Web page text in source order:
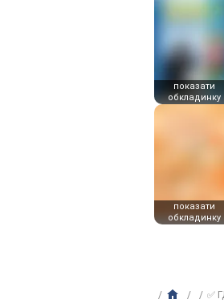
показати
обкладинку
показати
обкладинку
✅